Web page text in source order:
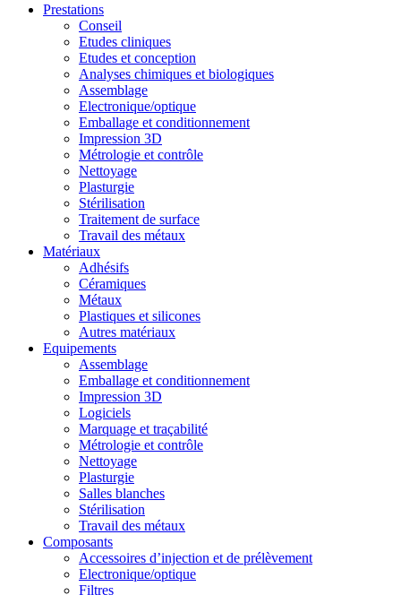
Prestations
Conseil
Etudes cliniques
Etudes et conception
Analyses chimiques et biologiques
Assemblage
Electronique/optique
Emballage et conditionnement
Impression 3D
Métrologie et contrôle
Nettoyage
Plasturgie
Stérilisation
Traitement de surface
Travail des métaux
Matériaux
Adhésifs
Céramiques
Métaux
Plastiques et silicones
Autres matériaux
Equipements
Assemblage
Emballage et conditionnement
Impression 3D
Logiciels
Marquage et traçabilité
Métrologie et contrôle
Nettoyage
Plasturgie
Salles blanches
Stérilisation
Travail des métaux
Composants
Accessoires d’injection et de prélèvement
Electronique/optique
Filtres